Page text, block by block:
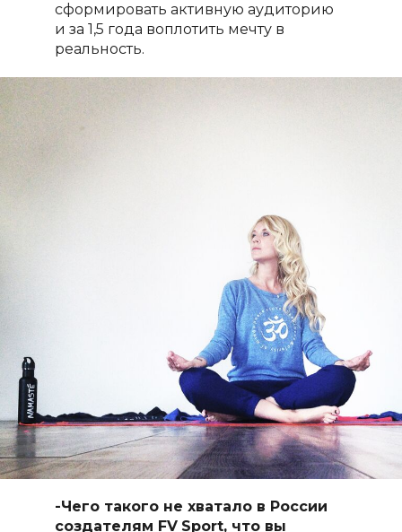
сформировать активную аудиторию
и за 1,5 года воплотить мечту в
реальность.
-Чего такого не хватало в России
создателям FV Sport, что вы